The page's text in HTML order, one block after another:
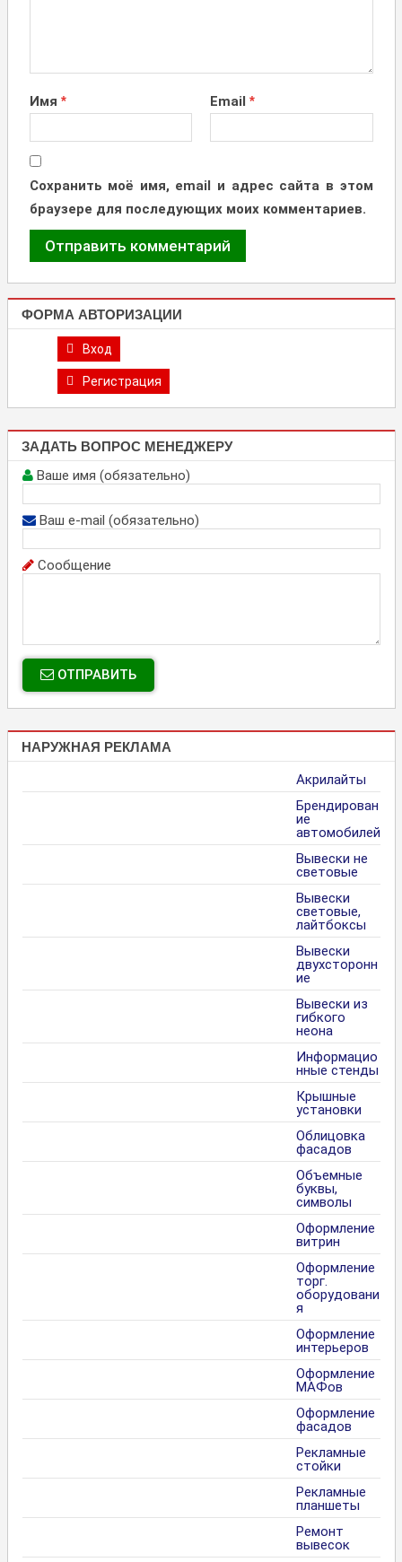
Имя * Email *
Сохранить моё имя, email и адрес сайта в этом
браузере для последующих моих комментариев.
ФОРМА АВТОРИЗАЦИИ
Вход
Регистрация
ЗАДАТЬ ВОПРОС МЕНЕДЖЕРУ
Ваше имя (обязательно)
Ваш e-mail (обязательно)
Сообщение
ОТПРАВИТЬ
НАРУЖНАЯ РЕКЛАМА
Акрилайты
Брендирован
ие
автомобилей
Вывески не
световые
Вывески
световые,
лайтбоксы
Вывески
двухсторонн
ие
Вывески из
гибкого
неона
Информацио
нные стенды
Крышные
установки
Облицовка
фасадов
Объемные
буквы,
символы
Оформление
витрин
Оформление
торг.
оборудовани
я
Оформление
интерьеров
Оформление
МАФов
Оформление
фасадов
Рекламные
стойки
Рекламные
планшеты
Ремонт
вывесок